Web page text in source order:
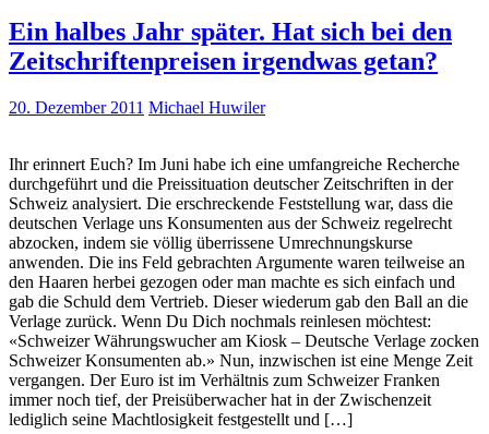
Ein halbes Jahr später. Hat sich bei den
Zeitschriftenpreisen irgendwas getan?
20. Dezember 2011 Michael Huwiler
Ihr erinnert Euch? Im Juni habe ich eine umfangreiche Recherche
durchgeführt und die Preissituation deutscher Zeitschriften in der
Schweiz analysiert. Die erschreckende Feststellung war, dass die
deutschen Verlage uns Konsumenten aus der Schweiz regelrecht
abzocken, indem sie völlig überrissene Umrechnungskurse
anwenden. Die ins Feld gebrachten Argumente waren teilweise an
den Haaren herbei gezogen oder man machte es sich einfach und
gab die Schuld dem Vertrieb. Dieser wiederum gab den Ball an die
Verlage zurück. Wenn Du Dich nochmals reinlesen möchtest:
«Schweizer Währungswucher am Kiosk – Deutsche Verlage zocken
Schweizer Konsumenten ab.» Nun, inzwischen ist eine Menge Zeit
vergangen. Der Euro ist im Verhältnis zum Schweizer Franken
immer noch tief, der Preisüberwacher hat in der Zwischenzeit
lediglich seine Machtlosigkeit festgestellt und […]